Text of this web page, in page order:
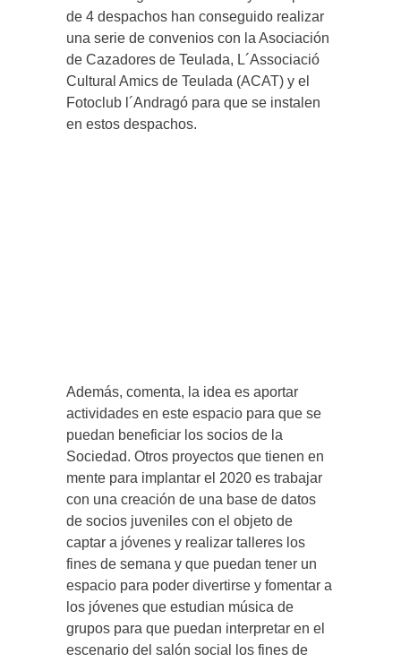
de 4 despachos han conseguido realizar
una serie de convenios con la Asociación
de Cazadores de Teulada, L´Associació
Cultural Amics de Teulada (ACAT) y el
Fotoclub l´Andragó para que se instalen
en estos despachos.
Además, comenta, la idea es aportar
actividades en este espacio para que se
puedan beneficiar los socios de la
Sociedad. Otros proyectos que tienen en
mente para implantar el 2020 es trabajar
con una creación de una base de datos
de socios juveniles con el objeto de
captar a jóvenes y realizar talleres los
fines de semana y que puedan tener un
espacio para poder divertirse y fomentar a
los jóvenes que estudian música de
grupos para que puedan interpretar en el
escenario del salón social los fines de